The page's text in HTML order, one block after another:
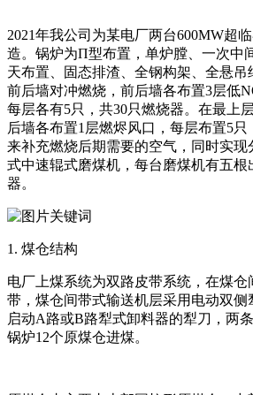
2021年我公司为某电厂两台600MW超
造。锅炉为Π型布置，单炉膛、一次中
天布置、固态排渣、全钢构架、全悬
前后墙对冲燃烧，前后墙各布置3层低
每层各有5只，共30只燃烧器。在最上
后墙各布置1层燃烬风口，每层布置5只
来补充燃烧后期需要的空气，同时实现
式中速辊式磨煤机，每台磨煤机有五
器。
1. 煤仓结构
电厂上煤系统为双路皮带系统，在煤仓
带，煤仓间带式输送机层采用电动双侧
启动A路或B路犁式卸料器的犁刀，两
锅炉12个原煤仓进煤。